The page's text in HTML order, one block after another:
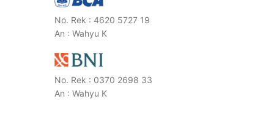
No. Rek : 4620 5727 19
An : Wahyu K
No. Rek : 0370 2698 33
An : Wahyu K